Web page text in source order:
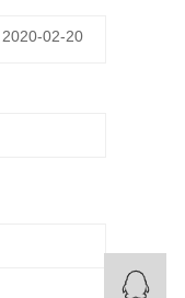
2020-02-20